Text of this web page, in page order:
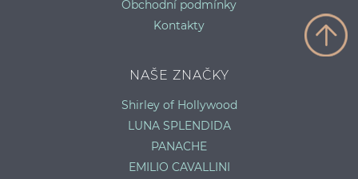
Obchodní podmínky
Kontakty
NAŠE ZNAČKY
Shirley of Hollywood
LUNA SPLENDIDA
PANACHE
EMILIO CAVALLINI